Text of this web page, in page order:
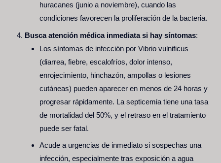
huracanes (junio a noviembre), cuando las
condiciones favorecen la proliferación de la bacteria.
Busca atención médica inmediata si hay síntomas:
Los síntomas de infección por Vibrio vulnificus
(diarrea, fiebre, escalofríos, dolor intenso,
enrojecimiento, hinchazón, ampollas o lesiones
cutáneas) pueden aparecer en menos de 24 horas y
progresar rápidamente. La septicemia tiene una tasa
de mortalidad del 50%, y el retraso en el tratamiento
puede ser fatal.
Acude a urgencias de inmediato si sospechas una
infección, especialmente tras exposición a agua